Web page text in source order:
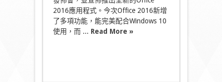
2016應用程式。今次Office 2016新增
了多項功能，能完美配合Windows 10
使用，而 ... Read More »